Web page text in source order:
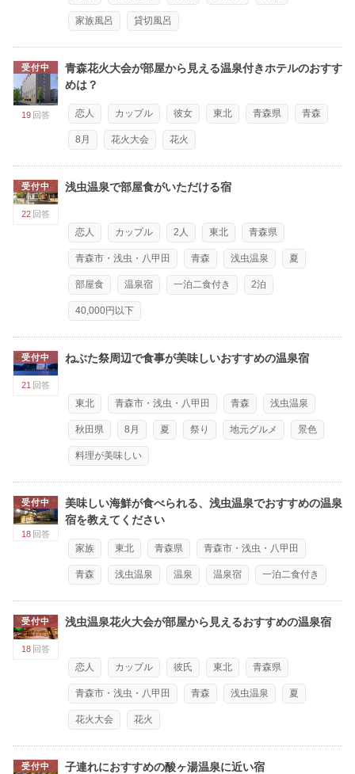
家族風呂 貸切風呂
受付中
19 回答
青森花火大会が部屋から見える温泉付きホテルのおすす
めは？
恋人 カップル 彼女 東北 青森県 青森
8月 花火大会 花火
受付中
22 回答
浅虫温泉で部屋食がいただける宿
恋人 カップル 2人 東北 青森県
青森市・浅虫・八甲田 青森 浅虫温泉 夏
部屋食 温泉宿 一泊二食付き 2泊
40,000円以下
受付中
21 回答
ねぶた祭周辺で食事が美味しいおすすめの温泉宿
東北 青森市・浅虫・八甲田 青森 浅虫温泉
秋田県 8月 夏 祭り 地元グルメ 景色
料理が美味しい
受付中
18 回答
美味しい海鮮が食べられる、浅虫温泉でおすすめの温泉
宿を教えてください
家族 東北 青森県 青森市・浅虫・八甲田
青森 浅虫温泉 温泉 温泉宿 一泊二食付き
受付中
18 回答
浅虫温泉花火大会が部屋から見えるおすすめの温泉宿
恋人 カップル 彼氏 東北 青森県
青森市・浅虫・八甲田 青森 浅虫温泉 夏
花火大会 花火
受付中 子連れにおすすめの酸ヶ湯温泉に近い宿